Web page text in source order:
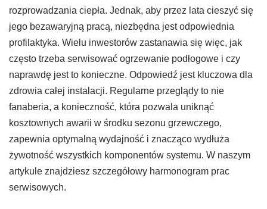
rozprowadzania ciepła. Jednak, aby przez lata cieszyć się
jego bezawaryjną pracą, niezbędna jest odpowiednia
profilaktyka. Wielu inwestorów zastanawia się więc, jak
często trzeba serwisować ogrzewanie podłogowe i czy
naprawdę jest to konieczne. Odpowiedź jest kluczowa dla
zdrowia całej instalacji. Regularne przeglądy to nie
fanaberia, a konieczność, która pozwala uniknąć
kosztownych awarii w środku sezonu grzewczego,
zapewnia optymalną wydajność i znacząco wydłuża
żywotność wszystkich komponentów systemu. W naszym
artykule znajdziesz szczegółowy harmonogram prac
serwisowych.